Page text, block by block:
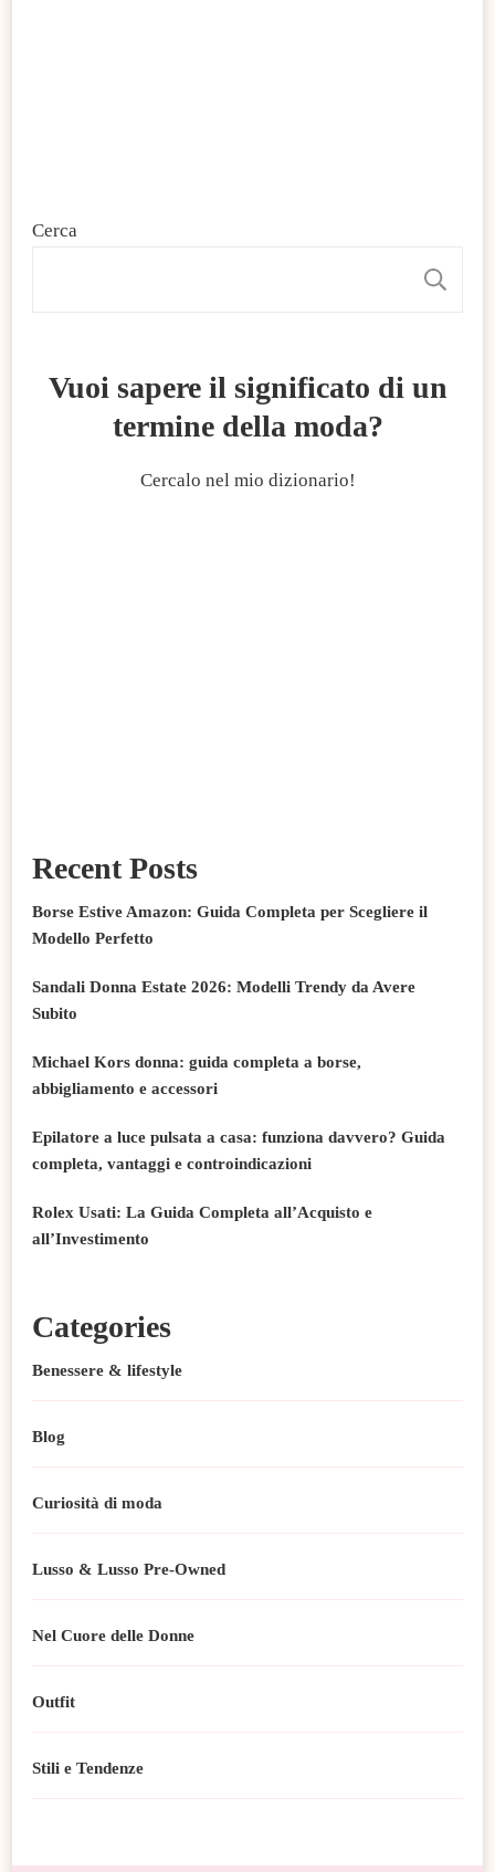
Cerca
Vuoi sapere il significato di un
termine della moda?
Cercalo nel mio dizionario!
Recent Posts
Borse Estive Amazon: Guida Completa per Scegliere il
Modello Perfetto
Sandali Donna Estate 2026: Modelli Trendy da Avere
Subito
Michael Kors donna: guida completa a borse,
abbigliamento e accessori
Epilatore a luce pulsata a casa: funziona davvero? Guida
completa, vantaggi e controindicazioni
Rolex Usati: La Guida Completa all’Acquisto e
all’Investimento
Categories
Benessere & lifestyle
Blog
Curiosità di moda
Lusso & Lusso Pre-Owned
Nel Cuore delle Donne
Outfit
Stili e Tendenze